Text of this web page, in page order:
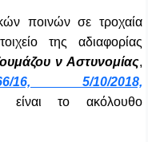
ποινών σε τροχαία
της αδιαφορίας
ν Αστυνομίας,
5/10/2018,
είναι το ακόλουθο